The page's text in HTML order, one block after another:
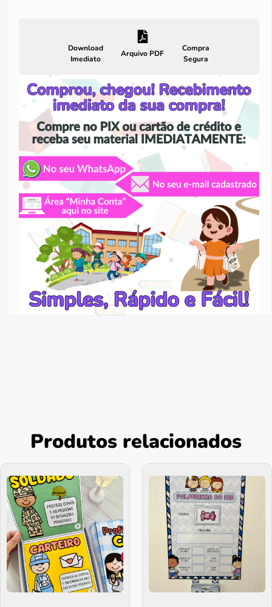
Download
Imediato
Arquivo PDF
Compra
Segura
Produtos relacionados